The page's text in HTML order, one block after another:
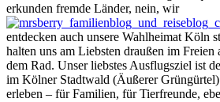
erkunden fremde Länder, nein, wir
entdecken auch unsere Wahlheimat Köln
halten uns am Liebsten draußen im
dem Rad. Unser liebstes Ausflugsziel ist
im Kölner Stadtwald (Äußerer
erleben – für Familien, für Tierfreunde,